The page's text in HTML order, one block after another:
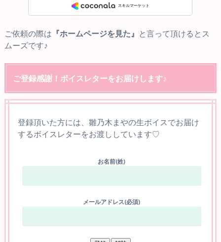
ご依頼の際は 『ホームページを見た』
と言って頂けるとス
ムーズです♪
ご登録感謝！ボイスレターをお届けします♪
登録頂いた方には、雛乃木まやの生ボイスでお届け
するボイスレターをお渡ししています♡
お名前(姓)
メールアドレス(必須)